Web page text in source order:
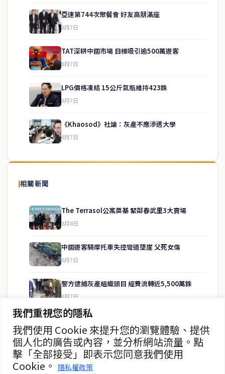
我們重視您的隱私
我們使用 Cookie 來提升您的瀏覽體驗、提供
個人化的廣告或內容，並分析網站流量。點
擊「全部接受」即表示您同意我們使用
Cookie。
隱私權政策
亞速第744次聚餐會 好友高朋滿座
8月7日
TAT深耕中國市場 目標吸引逾500萬遊客
8月7日
LPG價格凍結 15公斤氣瓶維持423銖
8月7日
《Khaosod》社論：灰產不應滲透大學
8月7日
相關新聞
The Terrasol公寓奠基 緊鄰春武里3大賣場
8月8日
中國遊客騎摩托車失控彎道墜崖 父死女傷
8月7日
警方逮捕灰產組織頭目 經費流轉近5,500萬銖
8月7日
暖府名校槍擊案 學生槍手自戕 動機待查
8月7日
暖武里名校發生槍擊案 2死15傷
8月7日
關於我們
泰國中文新聞（TCN）是一家總部設於曼谷的中文新聞媒體，致力於
供即時、客觀、多元的中文新聞內容。
房地產
聯絡資訊
歡迎來信洽詢合作事宜
或提供新聞線索
service@thaichinesenews.com